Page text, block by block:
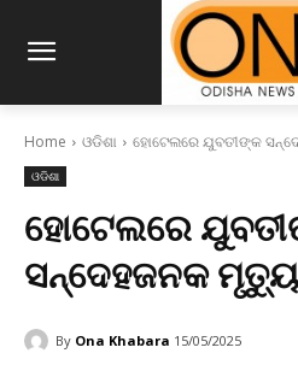
Home ଓଡିଶା ହୋଟେଲରେ ଯୁବତୀଙ୍କ
ଓଡିଶା
ହୋଟେଲରେ
ସନ୍ଦେହଜନକ ମୃତ୍ୟୁ
By Ona Khabara 15/05/2025